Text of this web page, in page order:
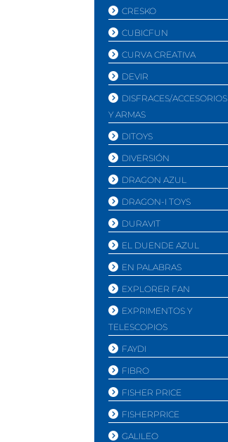
CRESKO
CUBICFUN
CURVA CREATIVA
DEVIR
DISFRACES/ACCESORIOS
Y ARMAS
DITOYS
DIVERSIÓN
DRAGON AZUL
DRAGON-I TOYS
DURAVIT
EL DUENDE AZUL
EN PALABRAS
EXPLORER FAN
EXPRIMENTOS Y
TELESCOPIOS
FAYDI
FIBRO
FISHER PRICE
FISHERPRICE
GALILEO